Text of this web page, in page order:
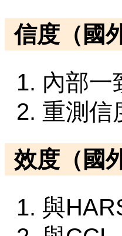
信度（國
內部一
重測信
效度（國
與